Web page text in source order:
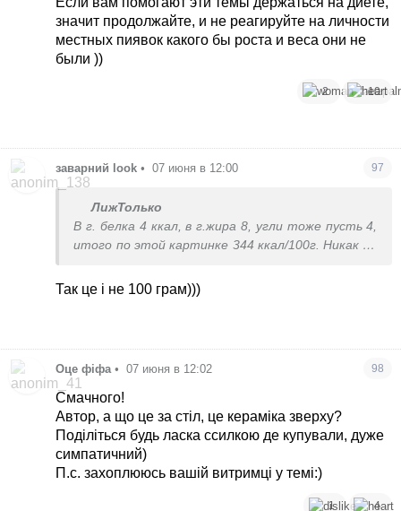
значит продолжайте, и не реагируйте на личности
местных пиявок какого бы роста и веса они не
были ))
2 10
заварний look • 07 июня в 12:00 97
ЛижТолько
В г. белка 4 ккал, в г.жира 8, угли тоже пусть 4,
итого по этой картинке 344 ккал/100г. Никак не
Так це і не 100 грам)))
Оце фіфа • 07 июня в 12:02 98
Смачного!
Автор, а що це за стіл, це кераміка зверху?
Поділіться будь ласка ссилкою де купували, дуже
симпатичний)
П.с. захоплююсь вашій витримці у темі:)
1 4